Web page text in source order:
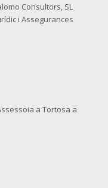
Consultors, SL
i Assegurances
a Tortosa a